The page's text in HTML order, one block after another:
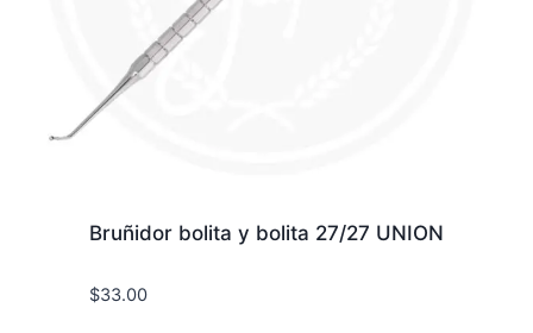
Bruñidor bolita y bolita 27/27 UNION
$33.00